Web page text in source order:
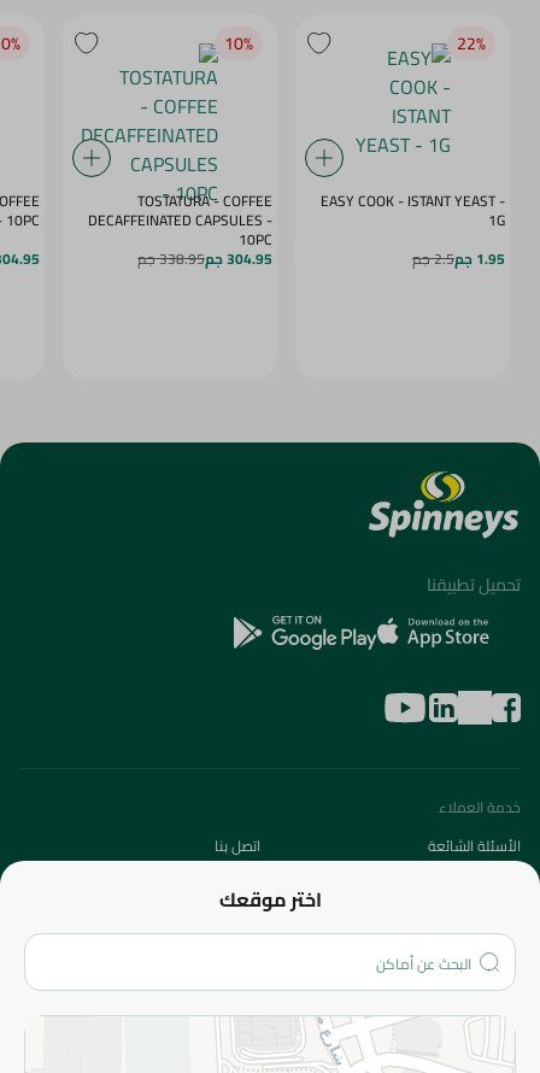
22‎%‎
EASY COOK - ISTANT YEAST -
1G
1.95 جم
2.5 جم
10‎%‎
TOSTATURA - COFFEE
DECAFFEINATED CAPSULES -
10PC
304.95 جم 338.95 جم
VANILLA - 10PC
304.95
اختر موقعك
تحميل تطبيقنا
خدمة العملاء
الأسئلة الشائعة
اتصل بنا
من نحن؟
الفروع
المزيد
الاسترجاع
سياسة الاستخدام
سياسة الخصوصية